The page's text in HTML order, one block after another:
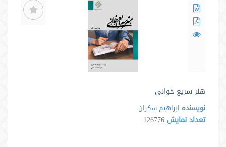
هنر سریع خوانی
نویسنده ابراهیم سکران
تعداد نمایش 126776